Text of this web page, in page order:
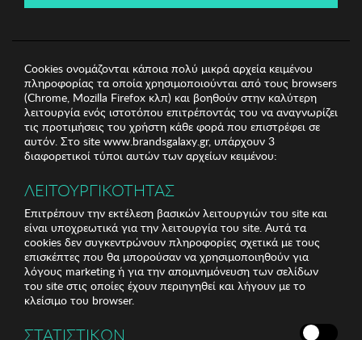
Cookies ονομάζονται κάποια πολύ μικρά αρχεία κειμένου
πληροφορίας τα οποία χρησιμοποιούνται από τους browsers
(Chrome, Mozilla Firefox κλπ) και βοηθούν στην καλύτερη
λειτουργία ενός ιστοτόπου επιτρέποντάς του να αναγνωρίζει
τις προτιμήσεις του χρήστη κάθε φορά που επιστρέφει σε
αυτόν. Στο site www.brandsgalaxy.gr, υπάρχουν 3
διαφορετικοί τύποι αυτών των αρχείων κειμένου:
ΛΕΙΤΟΥΡΓΙΚΟΤΗΤΑΣ
Επιτρέπουν την εκτέλεση βασικών λειτουργιών του site και
είναι υποχρεωτικά για την λειτουργία του site. Αυτά τα
cookies δεν συγκεντρώνουν πληροφορίες σχετικά με τους
επισκέπτες που θα μπορούσαν να χρησιμοποιηθούν για
λόγους marketing ή για την απομνημόνευση των σελίδων
του site στις οποίες έχουν περιηγηθεί και λήγουν με το
κλείσιμο του browser.
ΣΤΑΤΙΣΤΙΚΩΝ